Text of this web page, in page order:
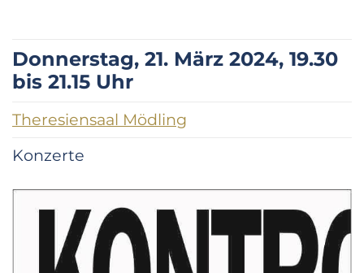
Donnerstag, 21. März 2024, 19.30
bis 21.15 Uhr
Theresiensaal Mödling
Konzerte